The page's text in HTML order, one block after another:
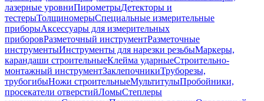
лазерные уровниПирометрыДетекторы и
тестерыТолщиномерыСпециальные измерительные
приборыАксессуары для измерительных
приборовРазметочный инструментРазметочные
инструментыИнструменты для нарезки резьбыМаркеры,
карандаши строительныеКлейма ударныеСтроительно-
монтажный инструментЗаклепочникиТруборезы,
трубогибыНожи строительныеМультитулыПробойники,
просекатели отверстийЛомыСтеплеры